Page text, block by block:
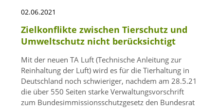
02.06.2021
Zielkonflikte zwischen Tierschutz und
Umweltschutz nicht berücksichtigt
Mit der neuen TA Luft (Technische Anleitung zur
Reinhaltung der Luft) wird es für die Tierhaltung in
Deutschland noch schwieriger, nachdem am 28.5.21
die über 550 Seiten starke Verwaltungsvorschrift
zum Bundesimmissionsschutzgesetz den Bundesrat